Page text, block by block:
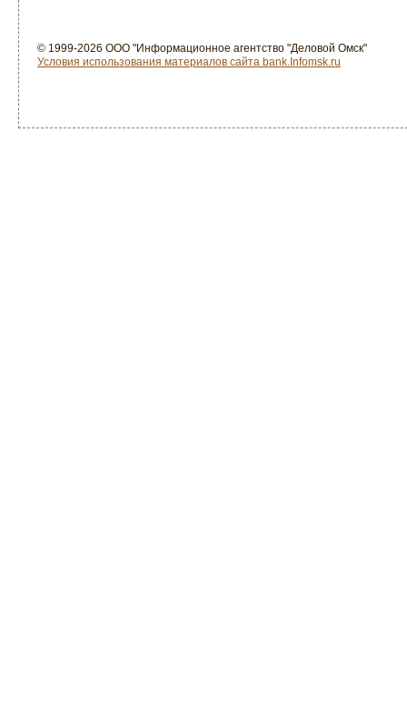
© 1999-2026 ООО "Информационное агентство "Деловой Омск"
Условия использования материалов сайта bank.Infomsk.ru